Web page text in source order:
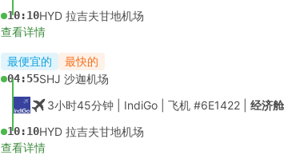
10:10HYD 拉吉夫甘地机场
查看详情
最便宜的 最快的
04:55SHJ 沙迦机场
3小时45分钟 | IndiGo 飞机 #6E1422 经济舱
10:10HYD 拉吉夫甘地机场
查看详情